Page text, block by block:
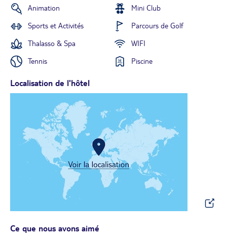
Animation
Mini Club
Sports et Activités
Parcours de Golf
Thalasso & Spa
WIFI
Tennis
Piscine
Localisation de l'hôtel
Ce que nous avons aimé